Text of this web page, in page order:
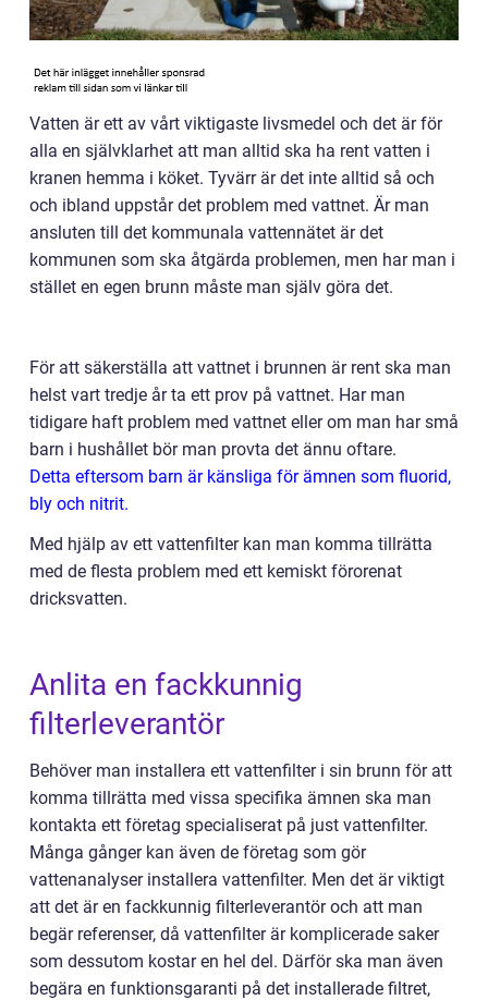
Vatten är ett av vårt viktigaste livsmedel och det är för
alla en självklarhet att man alltid ska ha rent vatten i
kranen hemma i köket. Tyvärr är det inte alltid så och
och ibland uppstår det problem med vattnet. Är man
ansluten till det kommunala vattennätet är det
kommunen som ska åtgärda problemen, men har man i
stället en egen brunn måste man själv göra det.
För att säkerställa att vattnet i brunnen är rent ska man
helst vart tredje år ta ett prov på vattnet. Har man
tidigare haft problem med vattnet eller om man har små
barn i hushållet bör man provta det ännu oftare.
Detta eftersom barn är känsliga för ämnen som fluorid,
bly och nitrit.
Med hjälp av ett vattenfilter kan man komma tillrätta
med de flesta problem med ett kemiskt förorenat
dricksvatten.
Anlita en fackkunnig
filterleverantör
Behöver man installera ett vattenfilter i sin brunn för att
komma tillrätta med vissa specifika ämnen ska man
kontakta ett företag specialiserat på just vattenfilter.
Många gånger kan även de företag som gör
vattenanalyser installera vattenfilter. Men det är viktigt
att det är en fackkunnig filterleverantör och att man
begär referenser, då vattenfilter är komplicerade saker
som dessutom kostar en hel del. Därför ska man även
begära en funktionsgaranti på det installerade filtret,